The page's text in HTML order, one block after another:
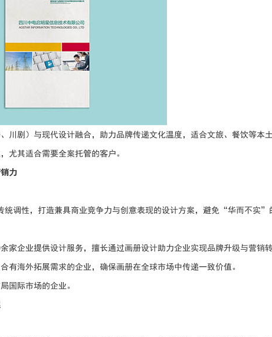
川剧）与现代设计融合，助力品牌传递文化温度，适合文旅、餐饮等本土
尤其适合需要全案托管的客户。
力
统调性，打造兼具商业竞争力与创意表现的设计方案，避免“华而不实”
家企业提供设计服务，擅长通过画册设计助力企业实现品牌升级与营销转
有海外拓展需求的企业，确保画册在全球市场中传递一致价值。
国际市场的企业。